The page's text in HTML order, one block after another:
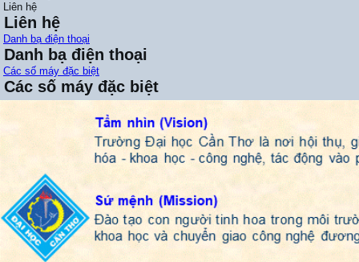
Liên hệ
Liên hệ
Danh bạ điện thoại
Danh bạ điện thoại
Các số máy đặc biệt
Các số máy đặc biệt